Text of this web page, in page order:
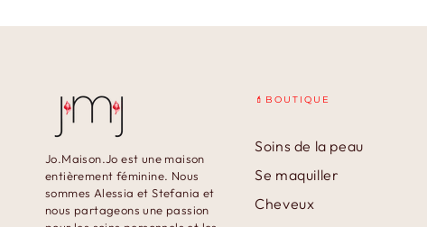
Jo.Maison.Jo est une maison
entièrement féminine. Nous
sommes Alessia et Stefania et
nous partageons une passion
💄BOUTIQUE
Soins de la peau
Se maquiller
Cheveux